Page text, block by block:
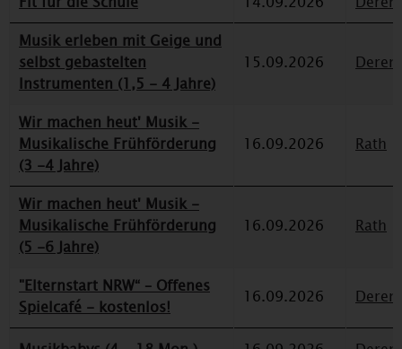
Musik erleben mit Geige und
selbst gebastelten
Instrumenten (1,5 - 4 Jahre)
15.09.2026
Wir machen heut' Musik -
Musikalische Frühförderung
(3 -4 Jahre)
16.09.2026 Rath
Wir machen heut' Musik -
Musikalische Frühförderung
(5 -6 Jahre)
16.09.2026 Rath
"Elternstart NRW“ – Offenes
Spielcafé - kostenlos!
16.09.2026